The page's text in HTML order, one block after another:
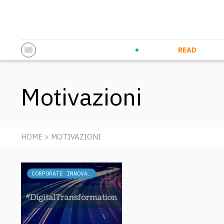
READ
Motivazioni
HOME > MOTIVAZIONI
CORPORATE INNOVATION